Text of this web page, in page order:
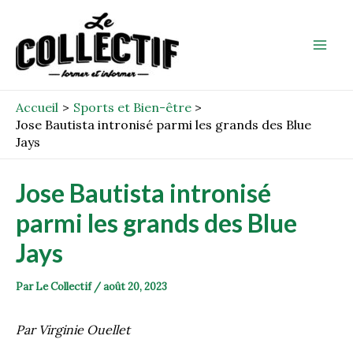
contenu
Accueil
Sports et Bien-être
Jose Bautista intronisé parmi les grands des Blue
Jays
Jose Bautista intronisé
parmi les grands des Blue
Jays
ParLe Collectif /août 20, 2023
Par Virginie Ouellet
navigation